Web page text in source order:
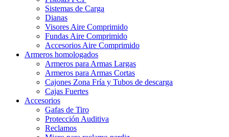
Sistemas de Carga
Dianas
Visores Aire Comprimido
Fundas Aire Comprimido
Accesorios Aire Comprimido
Armeros homologados
Armeros para Armas Largas
Armeros para Armas Cortas
Cajones Zona Fría y Tubos de descarga
Cajas Fuertes
Accesorios
Gafas de Tiro
Protección Auditiva
Reclamos